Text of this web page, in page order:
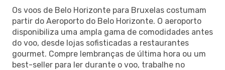
Os voos de Belo Horizonte para Bruxelas costumam
partir do Aeroporto do Belo Horizonte. O aeroporto
disponibiliza uma ampla gama de comodidades antes
do voo, desde lojas sofisticadas a restaurantes
gourmet. Compre lembranças de última hora ou um
best-seller para ler durante o voo, trabalhe no